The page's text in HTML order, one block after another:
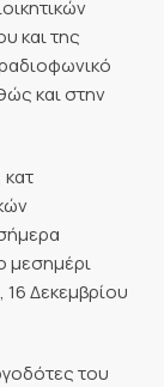
και της
και στην
μεσημέρι
Δεκεμβρίου
του